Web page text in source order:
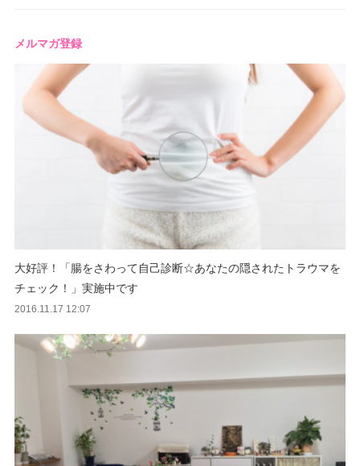
メルマガ登録
大好評！「腸をさわって自己診断☆あなたの隠されたトラウマを
チェック！」実施中です
2016.11.17 12:07